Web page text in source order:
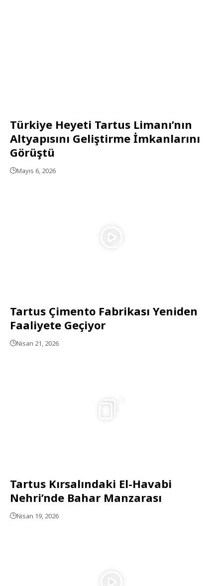
Türkiye Heyeti Tartus Limanı’nın
Altyapısını Geliştirme İmkanlarını
Görüştü
Mayıs 6, 2026
Tartus Çimento Fabrikası Yeniden
Faaliyete Geçiyor
Nisan 21, 2026
Tartus Kırsalındaki El-Havabi
Nehri’nde Bahar Manzarası
Nisan 19, 2026